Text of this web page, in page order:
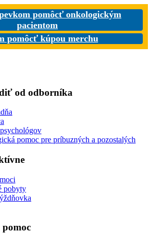
pomôcť onkologickým
pacientom
pomôcť kúpou merchu
od odborníka
pomoc pre príbuzných a pozostalých
pobyty